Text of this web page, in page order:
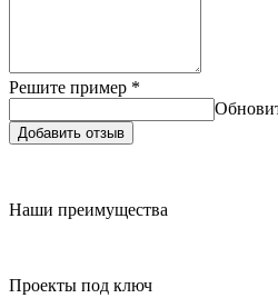
Решите пример *
Добавить отзыв
Наши преимущества
Проекты под ключ